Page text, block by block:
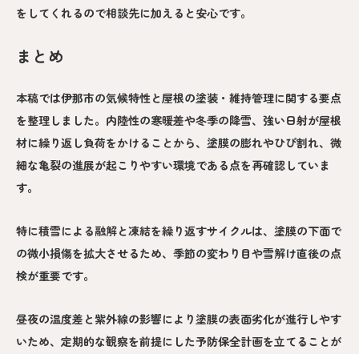
をしてくれるので相談先に加えると安心です。
まとめ
本稿では伊那市の気候特性と屋根の塗装・維持管理に関する要点
を整理しました。内陸性の寒暖差や冬季の降雪、強い日射が屋根
材に繰り返し負荷をかけることから、塗膜の膨れやひび割れ、微
細な亀裂の進展が起こりやすい環境である点を再確認していま
す。
特に積雪による融解と凍結を繰り返すサイクルは、塗膜の下面で
の微小損傷を拡大させるため、季節の変わり目や雪解け直後の点
検が重要です。
昼夜の温度差と紫外線の影響により塗膜の表面劣化が進行しやす
いため、定期的な観察を前提にした予防保全計画を立てることが